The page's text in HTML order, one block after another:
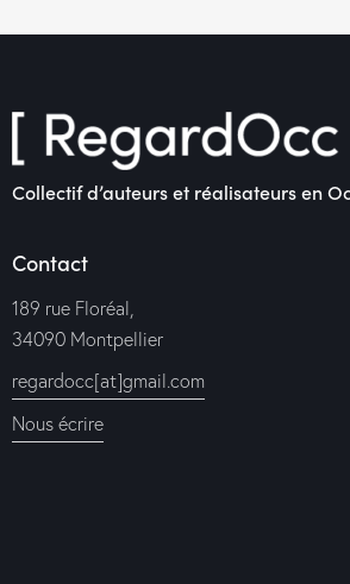
Collectif d’auteurs et réalisateurs en
Contact
189 rue Floréal,
34090 Montpellier
regardocc[at]gmail.com
Nous écrire